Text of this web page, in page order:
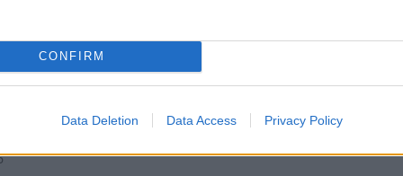
CONFIRM
Data Deletion Data Access Privacy Policy
sokakat érdekel, de nem mindegy, hogyan csináljuk. Tudj
mikor kerülhet a fagyasztóba!